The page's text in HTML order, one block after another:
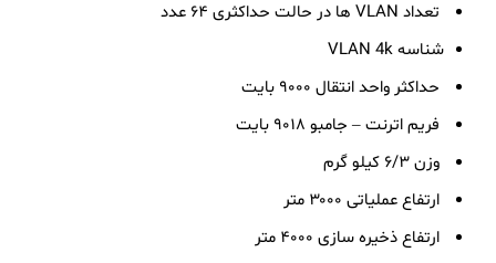
تعداد VLAN ها در حالت حداکثری ۶۴ عدد
شناسه VLAN 4k
حداکثر واحد انتقال ۹۰۰۰ بایت
فریم اترنت – جامبو ۹۰۱۸ بایت
وزن ۶/۳ کیلو گرم
ارتفاع عملیاتی ۳۰۰۰ متر
ارتفاع ذخیره سازی ۴۰۰۰ متر